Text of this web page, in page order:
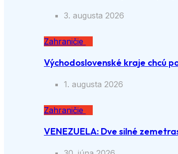
3. augusta 2026
Zahraničie
Východoslovenské kraje chcú
1. augusta 2026
Zahraničie
VENEZUELA: Dve silné